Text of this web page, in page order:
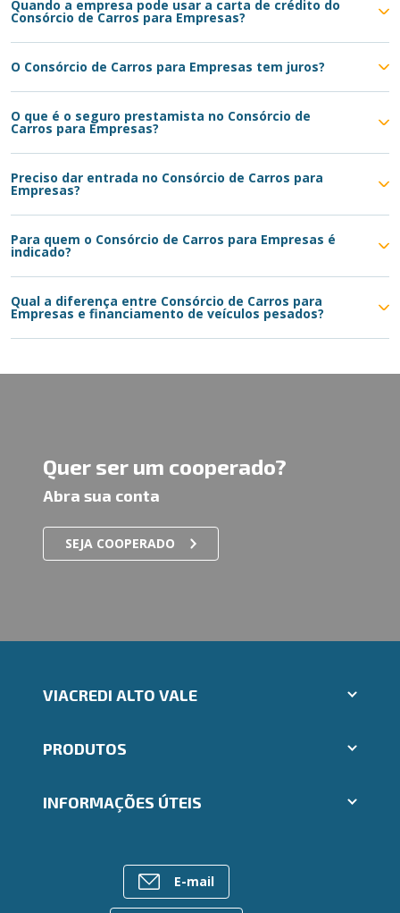
Quando a empresa pode usar a carta de crédito do
Consórcio de Carros para Empresas?
O Consórcio de Carros para Empresas tem juros?
O que é o seguro prestamista no Consórcio de
Carros para Empresas?
Preciso dar entrada no Consórcio de Carros para
Empresas?
Para quem o Consórcio de Carros para Empresas é
indicado?
Qual a diferença entre Consórcio de Carros para
Empresas e financiamento de veículos pesados?
Quer ser um cooperado?
Abra sua conta
SEJA COOPERADO
VIACREDI ALTO VALE
Indique um amigo
Segunda via e atualização de boletos
Trabalhe Conosco
PRODUTOS
Consórcios
Para empresas
INFORMAÇÕES ÚTEIS
Regularização de dívidas
E-mail